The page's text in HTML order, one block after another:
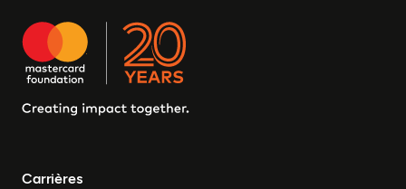
d'Ivoire, Zambie, Syrie,
Tchad, Eswatini, Zimbabwe,
Tanzanie, Sud Soudan,
Afrique du Sud, Guinée-
Bénin, Togo
Carrières